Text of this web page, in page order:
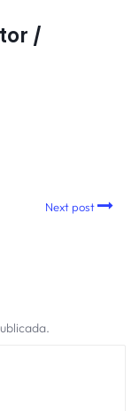
/
Next post